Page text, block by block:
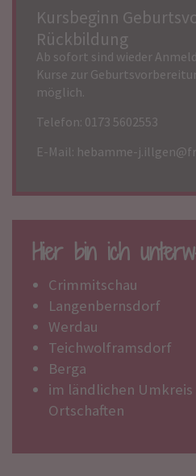
Kursbeginn
Rückbildung
Ab sofort sind wieder
Kurse zur
möglich.
Telefon: 0173 5602553
E-Mail: hebamme-
Hier bin ich
Crimmitschau
Langenbernsdorf
Werdau
Teichwolframsdorf
Berga
im ländlichen
Ortschaften